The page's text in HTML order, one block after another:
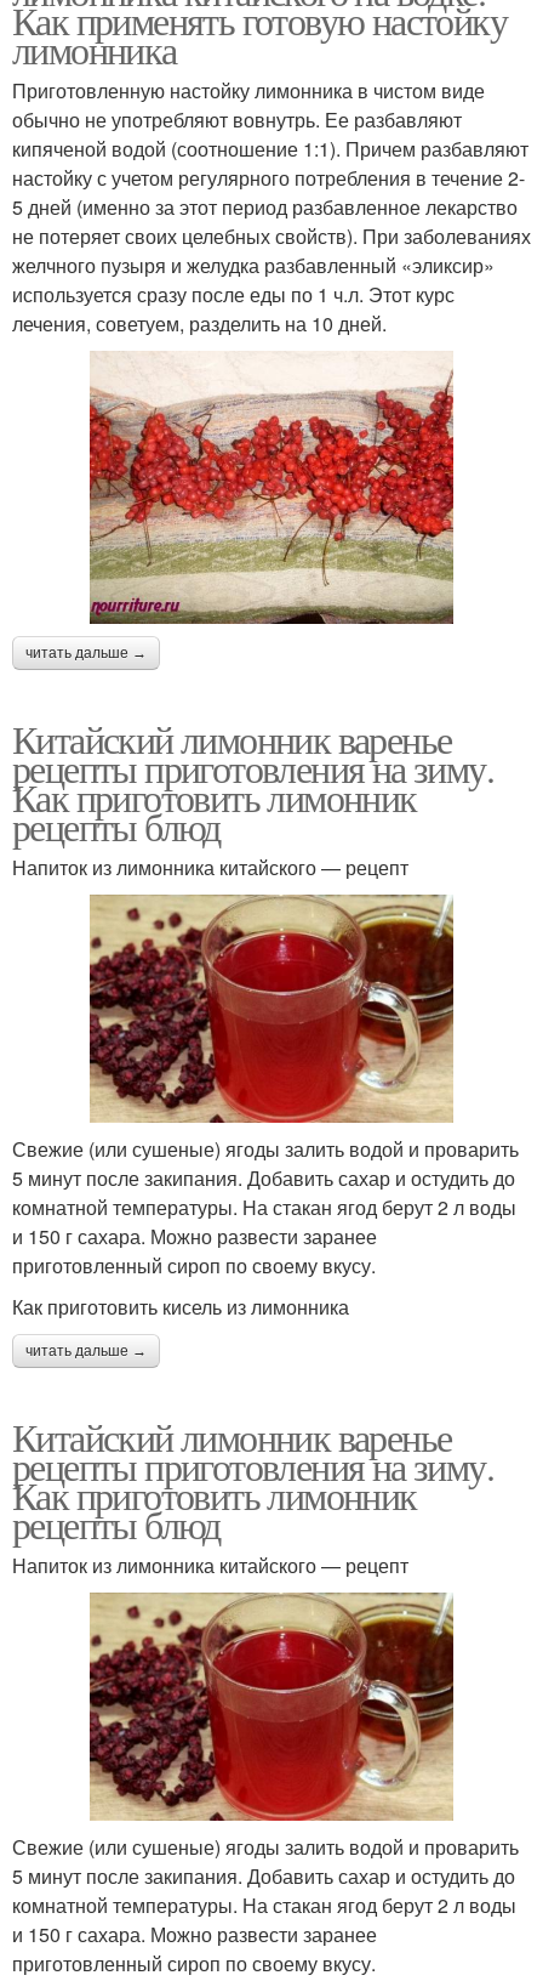
Как применять готовую настойку
лимонника
Приготовленную настойку лимонника в чистом виде
обычно не употребляют вовнутрь. Ее разбавляют
кипяченой водой (соотношение 1:1). Причем разбавляют
настойку с учетом регулярного потребления в течение 2-
5 дней (именно за этот период разбавленное лекарство
не потеряет своих целебных свойств). При заболеваниях
желчного пузыря и желудка разбавленный «эликсир»
используется сразу после еды по 1 ч.л. Этот курс
лечения, советуем, разделить на 10 дней.
читать дальше →
Китайский лимонник варенье
рецепты приготовления на зиму.
Как приготовить лимонник
рецепты блюд
Напиток из лимонника китайского — рецепт
Свежие (или сушеные) ягоды залить водой и проварить
5 минут после закипания. Добавить сахар и остудить до
комнатной температуры. На стакан ягод берут 2 л воды
и 150 г сахара. Можно развести заранее
приготовленный сироп по своему вкусу.
Как приготовить кисель из лимонника
читать дальше →
Китайский лимонник варенье
рецепты приготовления на зиму.
Как приготовить лимонник
рецепты блюд
Напиток из лимонника китайского — рецепт
Свежие (или сушеные) ягоды залить водой и проварить
5 минут после закипания. Добавить сахар и остудить до
комнатной температуры. На стакан ягод берут 2 л воды
и 150 г сахара. Можно развести заранее
приготовленный сироп по своему вкусу.